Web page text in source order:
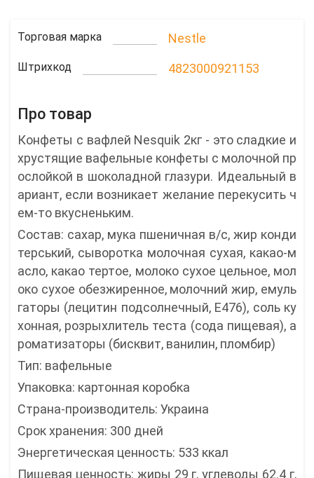
Торговая марка Nestle
Штрихкод 4823000921153
Про товар
Конфеты с вафлей Nesquik 2кг - это сладкие и
хрустящие вафельные конфеты с молочной пр
ослойкой в шоколадной глазури. Идеальный в
ариант, если возникает желание перекусить ч
ем-то вкусненьким.
Состав: сахар, мука пшеничная в/с, жир конди
терський, сыворотка молочная сухая, какао-м
асло, какао тертое, молоко сухое цельное, мол
око сухое обезжиренное, молочний жир, емуль
гаторы (лецитин подсолнечный, Е476), соль ку
хонная, розрыхлитель теста (сода пищевая), а
роматизаторы (бисквит, ванилин, пломбир)
Тип: вафельные
Упаковка: картонная коробка
Страна-производитель: Украина
Срок хранения: 300 дней
Энергетическая ценность: 533 ккал
Пищевая ценность: жиры 29 г, углеводы 62.4 г,